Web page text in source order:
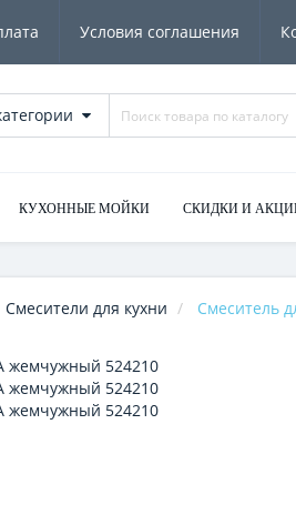
Условия соглашения
КУХОННЫЕ МОЙКИ СКИДКИ И
Смесители для кухни Смеситель